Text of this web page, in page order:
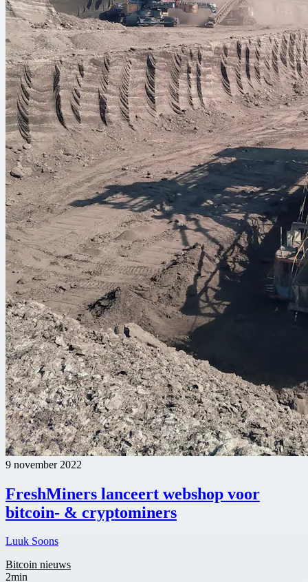
9 november 2022
FreshMiners lanceert webshop voor
bitcoin- & cryptominers
Luuk Soons
Bitcoin nieuws
2min